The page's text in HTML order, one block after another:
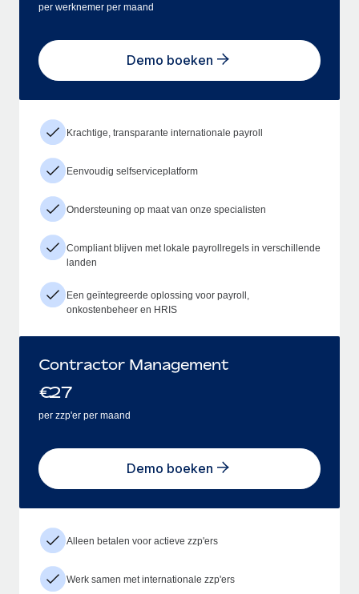
per werknemer per maand
Demo boeken
Krachtige, transparante internationale payroll
Eenvoudig selfserviceplatform
Ondersteuning op maat van onze specialisten
Compliant blijven met lokale payrollregels in verschillende
landen
Een geïntegreerde oplossing voor payroll,
onkostenbeheer en HRIS
Contractor Management
€27
per zzp'er per maand
Demo boeken
Alleen betalen voor actieve zzp'ers
Werk samen met internationale zzp'ers